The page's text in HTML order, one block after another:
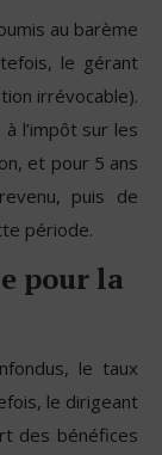
au barème
le gérant
irrévocable).
l’impôt sur les
et pour 5 ans
puis de
période.
pour la
le taux
le dirigeant
des bénéfices